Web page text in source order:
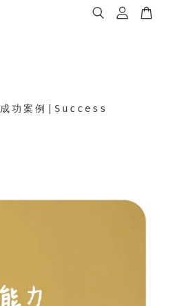
成功案例∣Success